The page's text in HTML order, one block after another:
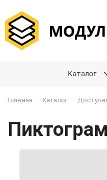
Каталог
Главная — Каталог —